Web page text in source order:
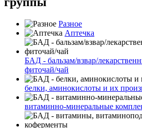
Разное
Аптечка
БАД - бальзам/взвар/
фиточай/чай
белки, аминокислоты и их
витаминно-минеральные